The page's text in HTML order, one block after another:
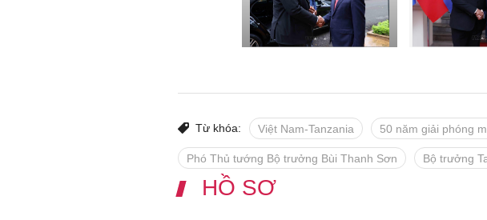
Từ khóa: Việt Nam-Tanzania 50 năm giải phóng
Phó Thủ tướng Bộ trưởng Bùi Thanh Sơn Bộ trưởng
HỒ SƠ